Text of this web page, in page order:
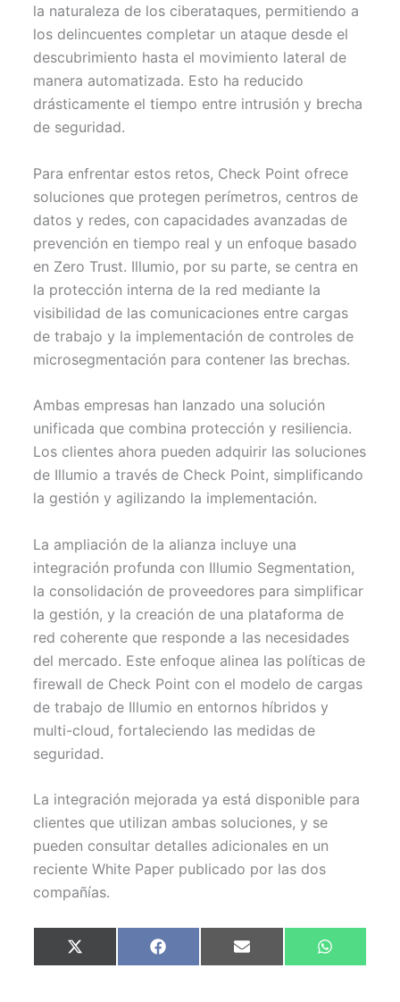
la naturaleza de los ciberataques, permitiendo a
los delincuentes completar un ataque desde el
descubrimiento hasta el movimiento lateral de
manera automatizada. Esto ha reducido
drásticamente el tiempo entre intrusión y brecha
de seguridad.
Para enfrentar estos retos, Check Point ofrece
soluciones que protegen perímetros, centros de
datos y redes, con capacidades avanzadas de
prevención en tiempo real y un enfoque basado
en Zero Trust. Illumio, por su parte, se centra en
la protección interna de la red mediante la
visibilidad de las comunicaciones entre cargas
de trabajo y la implementación de controles de
microsegmentación para contener las brechas.
Ambas empresas han lanzado una solución
unificada que combina protección y resiliencia.
Los clientes ahora pueden adquirir las soluciones
de Illumio a través de Check Point, simplificando
la gestión y agilizando la implementación.
La ampliación de la alianza incluye una
integración profunda con Illumio Segmentation,
la consolidación de proveedores para simplificar
la gestión, y la creación de una plataforma de
red coherente que responde a las necesidades
del mercado. Este enfoque alinea las políticas de
firewall de Check Point con el modelo de cargas
de trabajo de Illumio en entornos híbridos y
multi-cloud, fortaleciendo las medidas de
seguridad.
La integración mejorada ya está disponible para
clientes que utilizan ambas soluciones, y se
pueden consultar detalles adicionales en un
reciente White Paper publicado por las dos
compañías.
Compartir
en
X
(
Compartir
en
F
a
Compartir
en
E
m
Compartir
en
W
h